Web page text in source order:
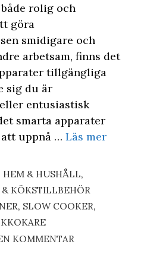
rolig och
göra
smidigare och
arbetsam, finns det
tillgängliga
sig du är
entusiastisk
smarta apparater
uppnå … Läs mer
HEM & HUSHÅLL,
& KÖKSTILLBEHÖR
, SLOW COOKER,
KOMMENTAR